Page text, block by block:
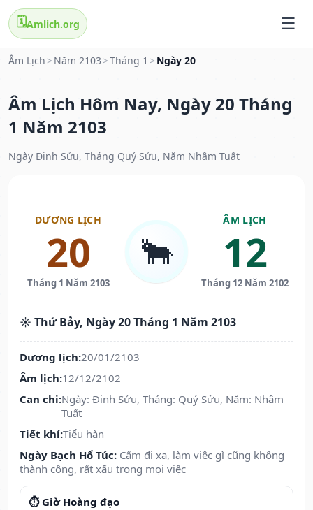
🗓️Amlich.org
Âm Lịch > Năm 2103 >Tháng 1 > Ngày 20
Âm Lịch Hôm Nay, Ngày 20 Tháng
1 Năm 2103
Ngày Đinh Sửu, Tháng Quý Sửu, Năm Nhâm Tuất
DƯƠNG LỊCH
20
Tháng 1 Năm 2103
🐂
ÂM LỊCH
12
Tháng 12 Năm 2102
☀️ Thứ Bảy, Ngày 20 Tháng 1 Năm 2103
Dương lịch:20/01/2103
Âm lịch:12/12/2102
Can chi:Ngày: Đinh Sửu, Tháng: Quý Sửu, Năm: Nhâm
Tuất
Tiết khí:Tiểu hàn
Ngày Bạch Hổ Túc: Cấm đi xa, làm việc gì cũng không
thành công, rất xấu trong mọi việc
⏱️ Giờ Hoàng đạo